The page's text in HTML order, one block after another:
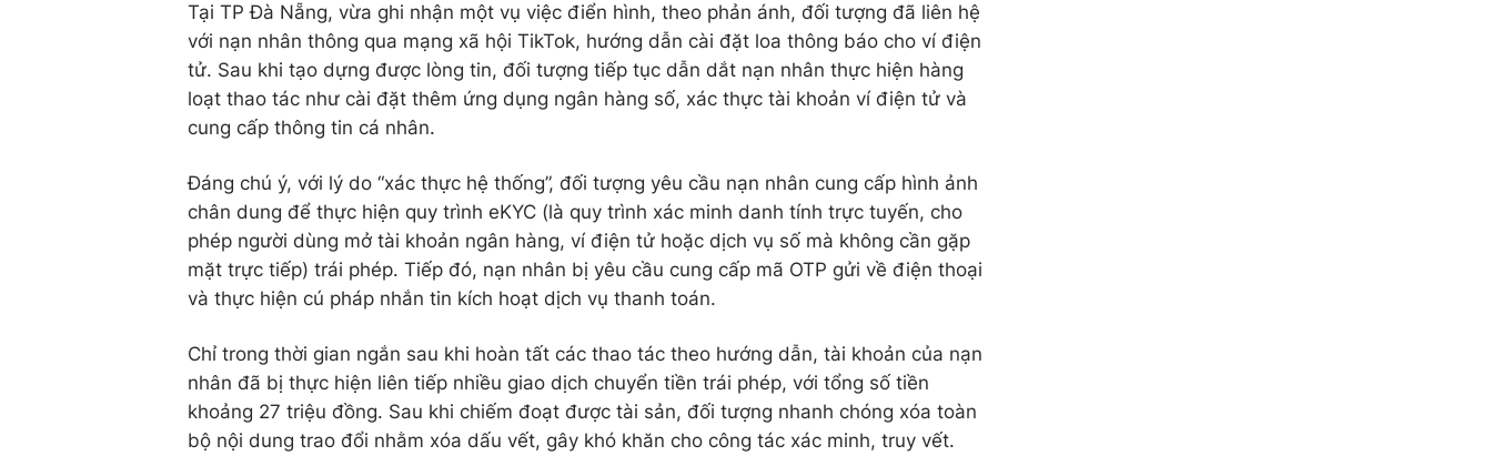
Tại TP Đà Nẵng, vừa ghi nhận một vụ việc điển hình, theo phản ánh, đối tượng đã liên hệ
với nạn nhân thông qua mạng xã hội TikTok, hướng dẫn cài đặt loa thông báo cho ví điện
tử. Sau khi tạo dựng được lòng tin, đối tượng tiếp tục dẫn dắt nạn nhân thực hiện hàng
loạt thao tác như cài đặt thêm ứng dụng ngân hàng số, xác thực tài khoản ví điện tử và
cung cấp thông tin cá nhân.
Đáng chú ý, với lý do “xác thực hệ thống”, đối tượng yêu cầu nạn nhân cung cấp hình ảnh
chân dung để thực hiện quy trình eKYC (là quy trình xác minh danh tính trực tuyến, cho
phép người dùng mở tài khoản ngân hàng, ví điện tử hoặc dịch vụ số mà không cần gặp
mặt trực tiếp) trái phép. Tiếp đó, nạn nhân bị yêu cầu cung cấp mã OTP gửi về điện thoại
và thực hiện cú pháp nhắn tin kích hoạt dịch vụ thanh toán.
Chỉ trong thời gian ngắn sau khi hoàn tất các thao tác theo hướng dẫn, tài khoản của nạn
nhân đã bị thực hiện liên tiếp nhiều giao dịch chuyển tiền trái phép, với tổng số tiền
khoảng 27 triệu đồng. Sau khi chiếm đoạt được tài sản, đối tượng nhanh chóng xóa toàn
bộ nội dung trao đổi nhằm xóa dấu vết, gây khó khăn cho công tác xác minh, truy vết.